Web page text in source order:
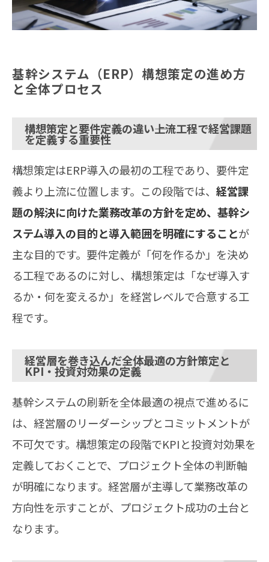
基幹システム（ERP）構想策定の進め方
と全体プロセス
構想策定と要件定義の違い――上流工程で経営課題
を定義する重要性
構想策定はERP導入の最初の工程であり、要件定
義より上流に位置します。この段階では、 経営課
題の解決に向けた業務改革の方針を定め、基幹シ
ステム導入の目的と導入範囲を明確にすることが
主な目的です。要件定義が「何を作るか」を決め
る工程であるのに対し、構想策定は「なぜ導入す
るか・何を変えるか」を経営レベルで合意する工
程です。
経営層を巻き込んだ全体最適の方針策定と
KPI・投資対効果の定義
基幹システムの刷新を全体最適の視点で進めるに
は、経営層のリーダーシップとコミットメントが
不可欠です。構想策定の段階でKPIと投資対効果を
定義しておくことで、プロジェクト全体の判断軸
が明確になります。経営層が主導して業務改革の
方向性を示すことが、プロジェクト成功の土台と
なります。